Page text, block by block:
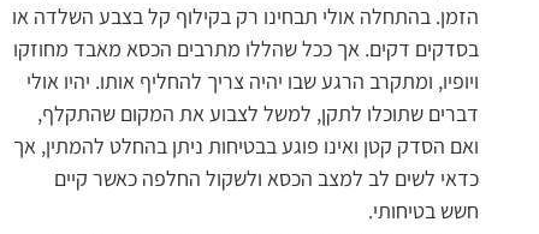
הזמן. בהתחלה אולי תבחינו רק בקילוף קל בצבע השלדה או
בסדקים דקים. אך ככל שהללו מתרבים הכסא מאבד מחוזקו
ויופיו, ומתקרב הרגע שבו יהיה צריך להחליף אותו. יהיו אולי
דברים שתוכלו לתקן, למשל לצבוע את המקום שהתקלף,
ואם הסדק קטן ואינו פוגע בבטיחות ניתן בהחלט להמתין, אך
כדאי לשים לב למצב הכסא ולשקול החלפה כאשר קיים
חשש בטיחותי.